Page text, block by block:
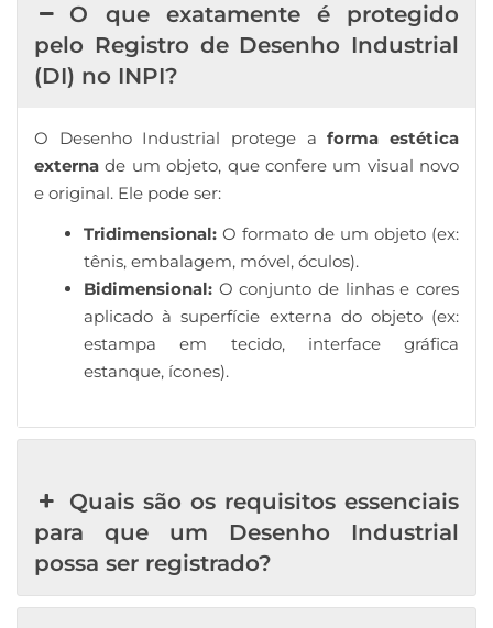
O que exatamente é protegido
pelo Registro de Desenho Industrial
(DI) no INPI?
O Desenho Industrial protege aforma estética
externa de um objeto, que confere um visual novo
e original. Ele pode ser:
Tridimensional: O formato de um objeto (ex:
tênis, embalagem, móvel, óculos).
Bidimensional: O conjunto de linhas e cores
aplicado à superfície externa do objeto (ex:
estampa em tecido, interface gráfica
estanque, ícones).
Quais são os requisitos essenciais
para que um Desenho Industrial
possa ser registrado?